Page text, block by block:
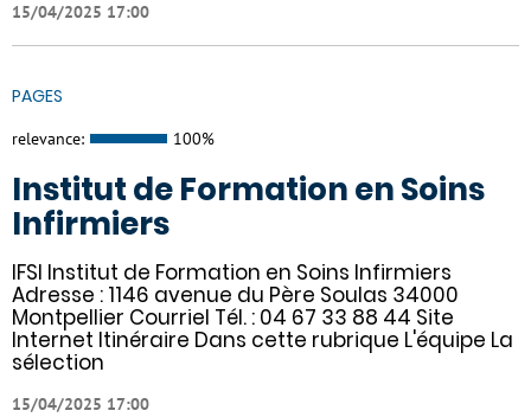
15/04/2025 17:00
PAGES
relevance: 100%
Institut de Formation en Soins
Infirmiers
IFSI Institut de Formation en Soins Infirmiers
Adresse : 1146 avenue du Père Soulas 34000
Montpellier Courriel Tél. : 04 67 33 88 44 Site
Internet Itinéraire Dans cette rubrique L'équipe La
sélection
15/04/2025 17:00